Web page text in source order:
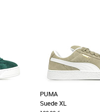
PUMA
Suede XL